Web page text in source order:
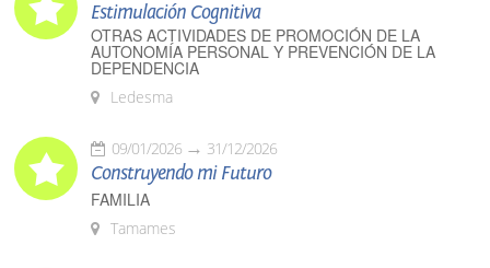
Estimulación Cognitiva
OTRAS ACTIVIDADES DE PROMOCIÓN DE LA
AUTONOMÍA PERSONAL Y PREVENCIÓN DE LA
DEPENDENCIA
Ledesma
09/01/2026 31/12/2026
Construyendo mi Futuro
FAMILIA
Tamames